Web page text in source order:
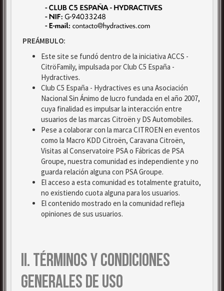
PREÁMBULO:
Este site se fundó dentro de la iniciativa ACCS -
CitröFamily, impulsada por Club C5 España -
Hydractives.
Club C5 España - Hydractives es una Asociación
Nacional Sin Ánimo de lucro fundada en el año 2007,
cuya finalidad es impulsar la interacción entre
usuarios de las marcas Citroën y DS Automobiles.
Pese a colaborar con la marca CITROEN en eventos
como la Macro KDD Citroën, Caravana Citroën,
Visitas al Conservatoire PSA o Fábricas de PSA
Groupe, nuestra comunidad es independiente y no
guarda relación alguna con PSA Groupe.
El acceso a esta comunidad es totalmente gratuito,
no existiendo cuota alguna para los usuarios.
El contenido mostrado en la comunidad refleja
opiniones de sus usuarios.
II. TÉRMINOS Y CONDICIONES
GENERALES DE USO